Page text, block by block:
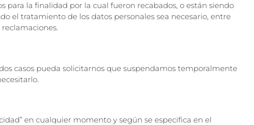
para la finalidad por la cual fueron recabados, o están siendo
el tratamiento de los datos personales sea necesario, entre
casos pueda solicitarnos que suspendamos temporalmente
en cualquier momento y según se especifica en el